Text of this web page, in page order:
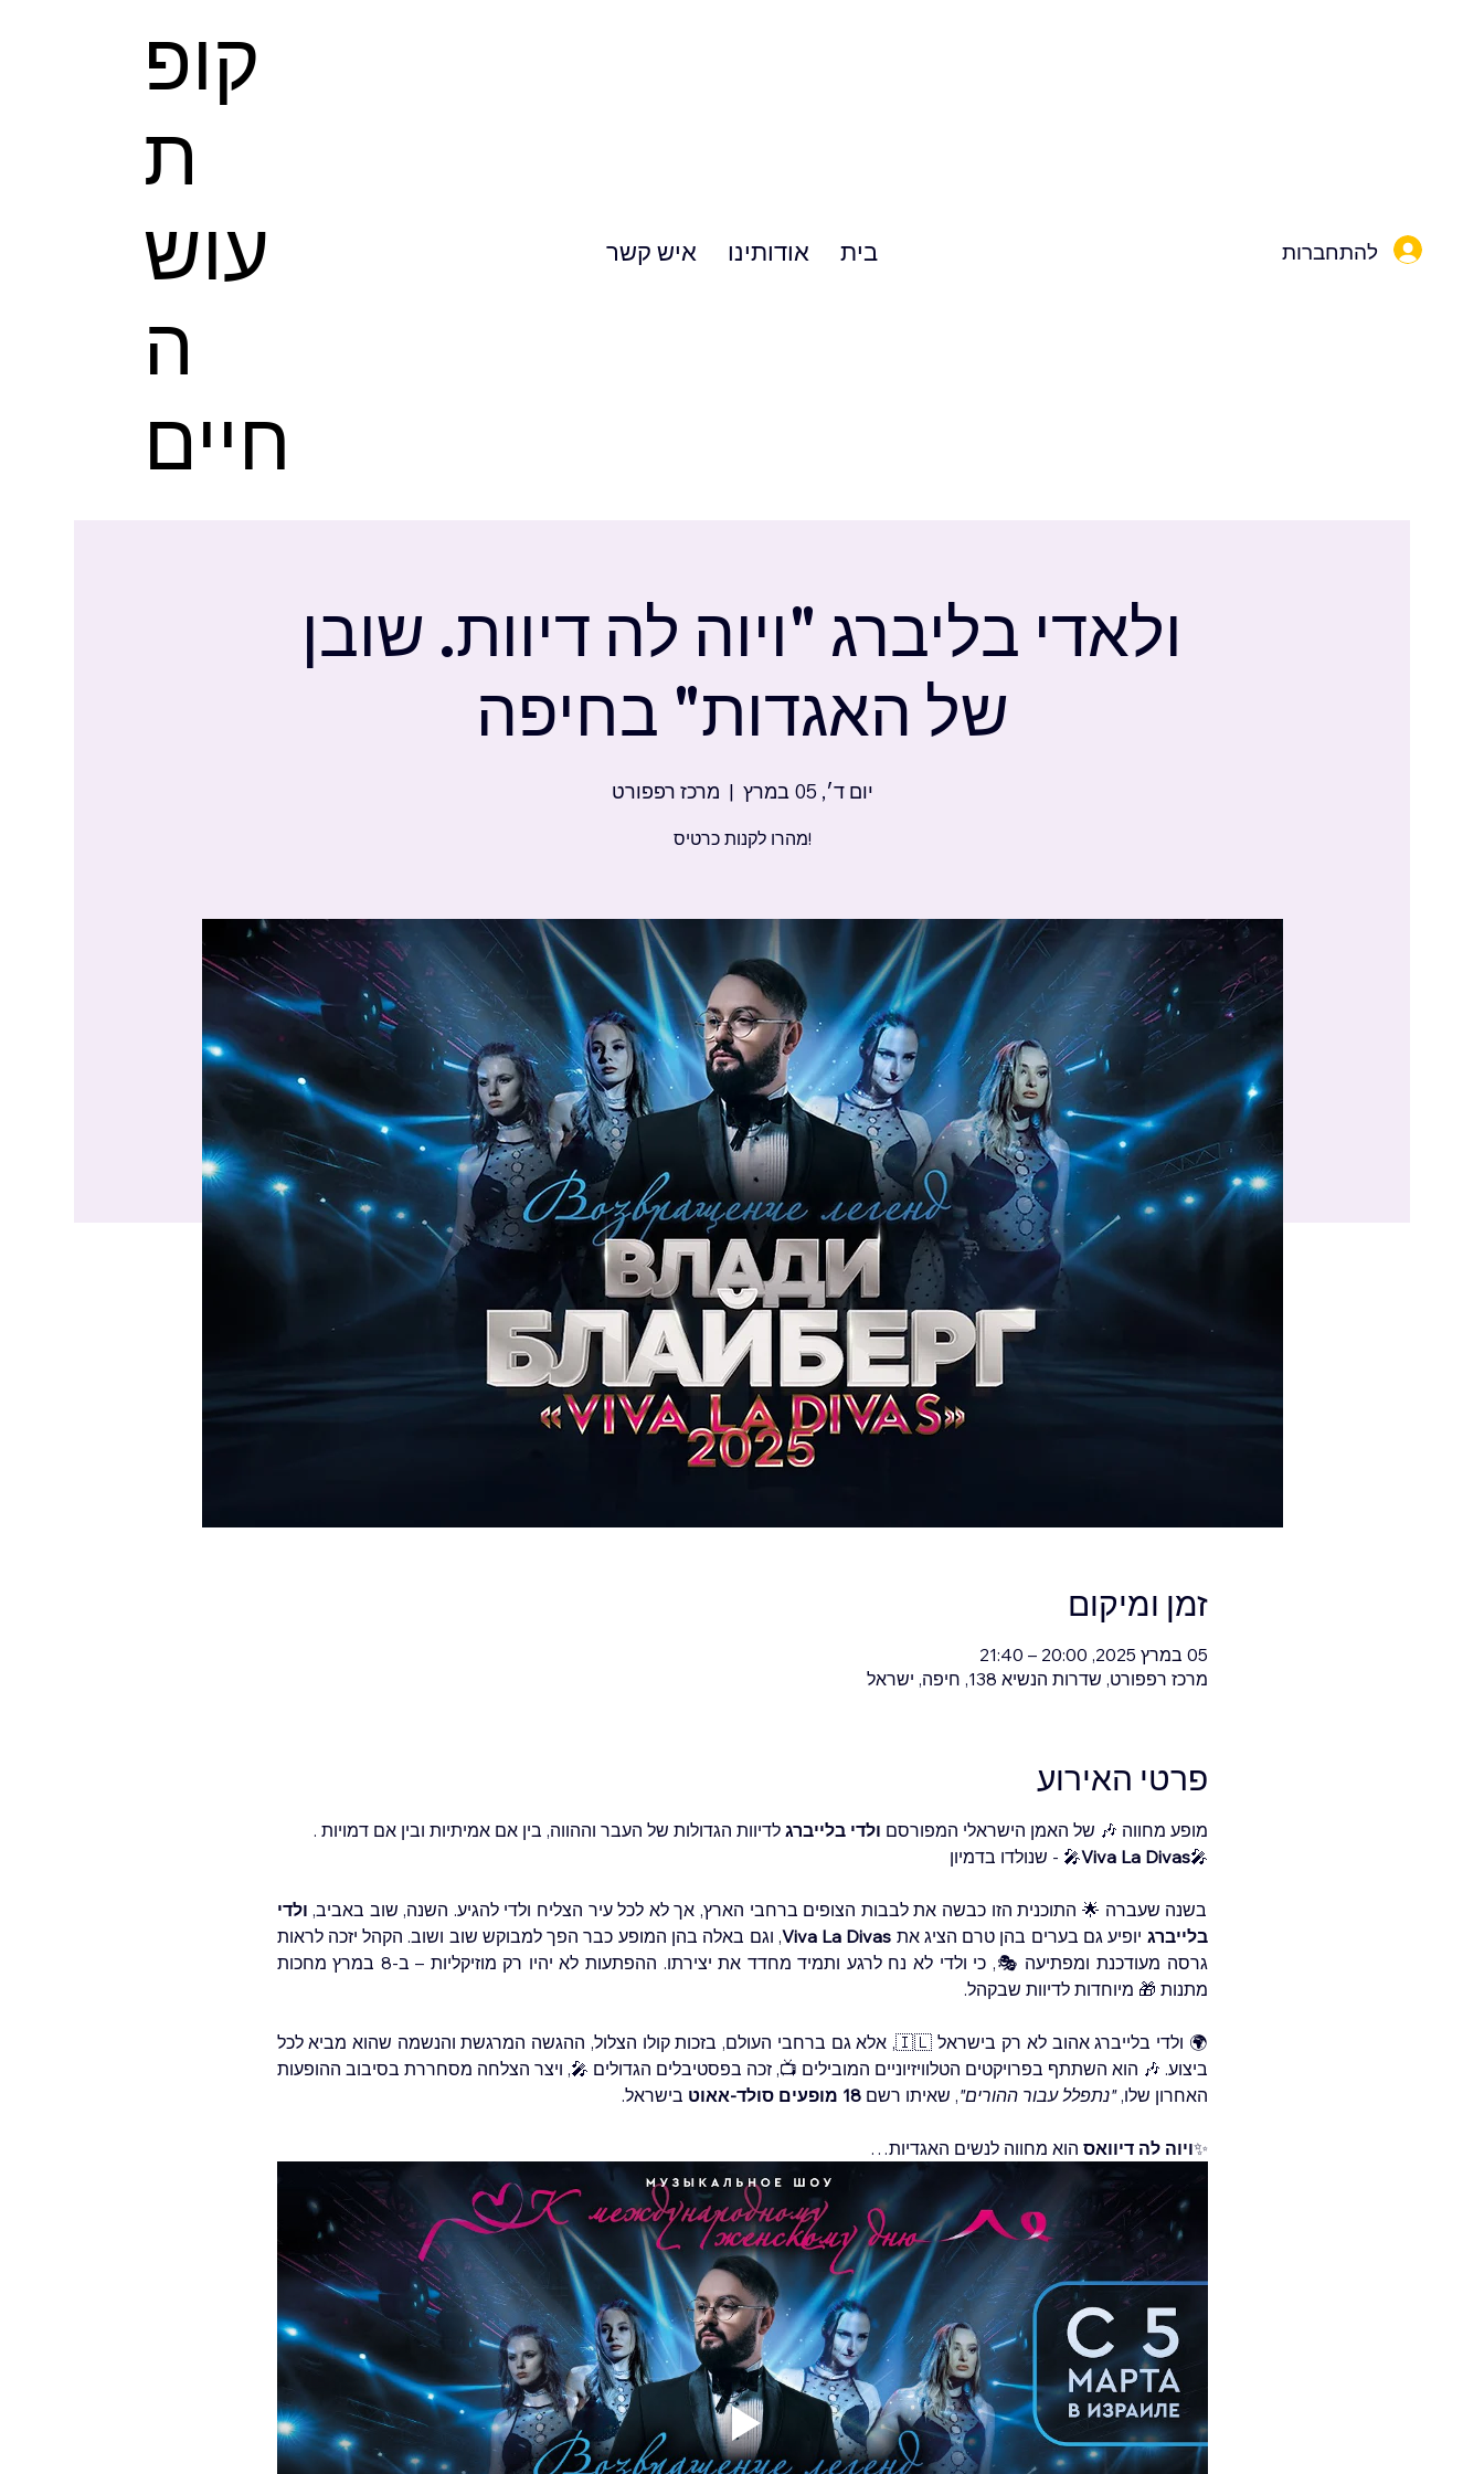
קופ
עוש
ה
חיים
בית אודותינו איש קשר להתחברות
ולאדי בליברג "ויוה לה דיוות. שובן
של האגדות" בחיפה
יום ד׳, 05 במרץ
  |
מרכז רפפורט
!מהרו לקנות כרטיס
זמן ומיקום
05 במרץ 2025, 20:00 – 21:40
מרכז רפפורט, שדרות הנשיא 138, חיפה, ישראל
פרטי האירוע
ㅤ.מופע מחווה 🎶 של האמן הישראלי המפורסם ולדי בלייברג לדיוות הגדולות של העבר וההווה, בין אם אמיתיות ובין אם דמויות
שנולדו בדמיון - 🎤Viva La Divas🎤
בשנה שעברה 🌟 התוכנית הזו כבשה את לבבות הצופים ברחבי הארץ, אך לא לכל עיר הצליח ולדי להגיע. השנה, שוב באביב,
בלייברג יופיע גם בערים בהן טרם הציג את Viva La Divas
מתנות 🎁 מיוחדות לדיוות שבקהל.
האחרון שלו, "נתפלל עבור ההורים", שאיתו רשם 18 מופעים סולד-אאוט בישראל.
✨ויוה לה דיוואס הוא מחווה לנשים האגדיות…